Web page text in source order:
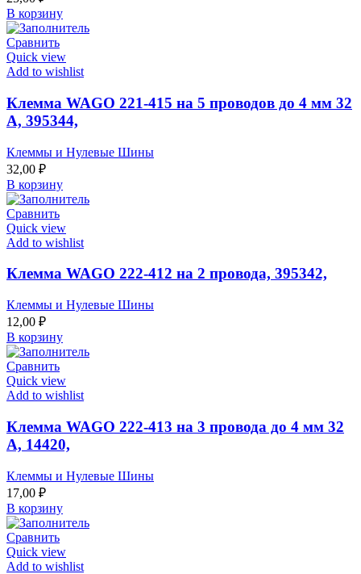
В корзину
Сравнить
Quick view
Add to wishlist
Клемма WAGO 221-415 на 5 проводов до 4 мм 32
А, 395344,
Клеммы и Нулевые Шины
32,00 ₽
В корзину
Сравнить
Quick view
Add to wishlist
Клемма WAGO 222-412 на 2 провода, 395342,
Клеммы и Нулевые Шины
12,00 ₽
В корзину
Сравнить
Quick view
Add to wishlist
Клемма WAGO 222-413 на 3 провода до 4 мм 32
А, 14420,
Клеммы и Нулевые Шины
17,00 ₽
В корзину
Сравнить
Quick view
Add to wishlist